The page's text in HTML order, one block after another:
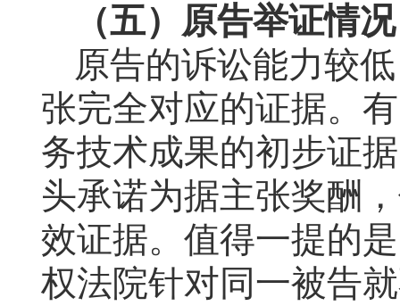
（五）原告举证情况
原告的诉讼能力较
张完全对应的证据。
务技术成果的初步证
头承诺为据主张奖酬
效证据。值得一提的
权法院针对同一被告